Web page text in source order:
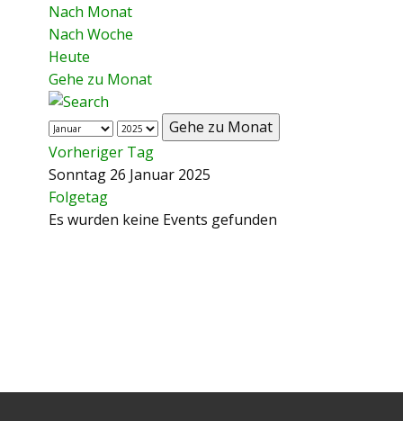
Nach Monat
Nach Woche
Heute
Gehe zu Monat
Gehe zu Monat
Vorheriger Tag
Sonntag 26 Januar 2025
Folgetag
Es wurden keine Events gefunden